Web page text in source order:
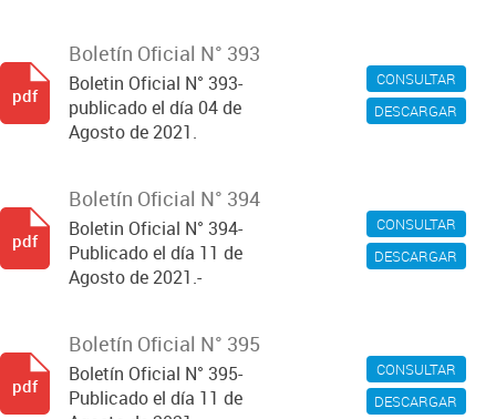
CONSULTAR
DESCARGAR
Boletín Oficial N° 393
Boletin Oficial N° 393-
publicado el día 04 de
Agosto de 2021.
pdf
CONSULTAR
DESCARGAR
Boletín Oficial N° 394
Boletin Oficial N° 394-
Publicado el día 11 de
Agosto de 2021.-
pdf
CONSULTAR
DESCARGAR
Boletín Oficial N° 395
Boletín Oficial N° 395-
Publicado el día 11 de
pdf